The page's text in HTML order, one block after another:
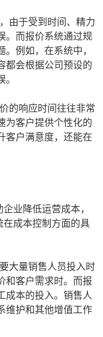
由于受到时间、精力
。而报价系统通过规
例如，在系统中，
都会根据公司预设的
的响应时间往往非常
为客户提供个性化的
客户满意度，还能在
业降低运营成本，
成本控制方面的具
大量销售人员投入时
和客户需求时。而报
成本的投入。销售人
维护和其他增值工作